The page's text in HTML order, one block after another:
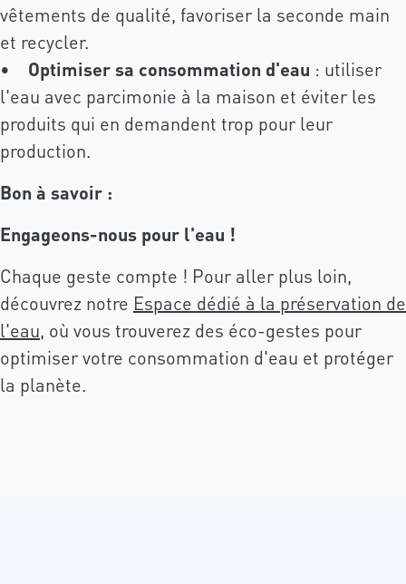
vêtements de qualité, favoriser la seconde main
et recycler.
• Optimiser sa consommation d'eau : utiliser
l'eau avec parcimonie à la maison et éviter les
produits qui en demandent trop pour leur
production.
Bon à savoir :
Engageons-nous pour l'eau !
Chaque geste compte ! Pour aller plus loin,
découvrez notre Espace dédié à la préservation de
l'eau, où vous trouverez des éco-gestes pour
optimiser votre consommation d'eau et protéger
la planète.